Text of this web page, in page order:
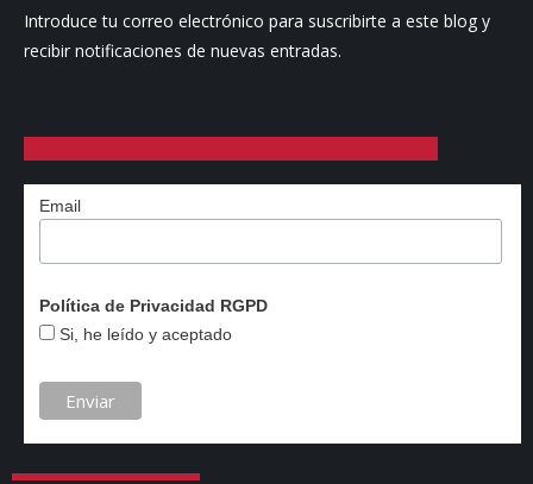
Introduce tu correo electrónico para suscribirte a este blog y
recibir notificaciones de nuevas entradas.
Email
Política de Privacidad RGPD
Si, he leído y aceptado